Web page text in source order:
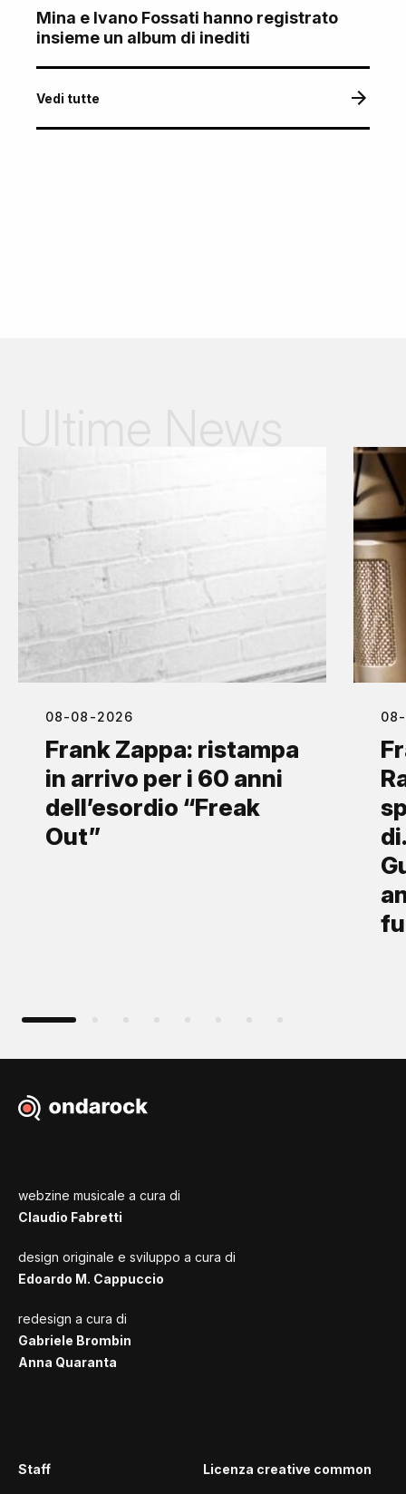
Mina e Ivano Fossati hanno registrato
insieme un album di inediti
Vedi tutte
08-08-2026
Frank Zappa: ristampa
in arrivo per i 60 anni
dell’esordio “Freak
Out”
webzine musicale a cura di
Claudio Fabretti
design originale e sviluppo a cura di
Edoardo M. Cappuccio
redesign a cura di
Gabriele Brombin
Anna Quaranta
Staff
Licenza creative common